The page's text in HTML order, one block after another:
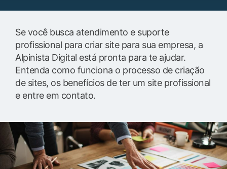
Se você busca atendimento e suporte
profissional para criar site para sua empresa, a
Alpinista Digital está pronta para te ajudar.
Entenda como funciona o processo de criação
de sites, os benefícios de ter um site profissional
e entre em contato.